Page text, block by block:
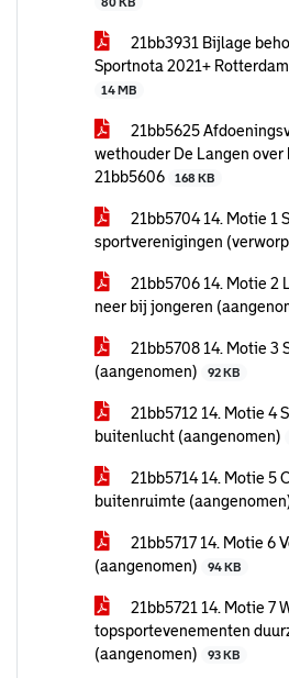
21bb3931 Bijlage
Sportnota 2021+
14 MB
21bb5625
wethouder De Langen
21bb5606
168 KB
21bb5704 14. Motie 1
sportverenigingen
21bb5706 14. Motie 2
neer bij jongeren
21bb5708 14. Motie 3
(aangenomen)
92 KB
21bb5712 14. Motie 4
buitenlucht (aangenomen)
21bb5714 14. Motie 5
buitenruimte
21bb5717 14. Motie 6
(aangenomen)
94 KB
21bb5721 14. Motie 7
topsportevenementen
(aangenomen)
93 KB